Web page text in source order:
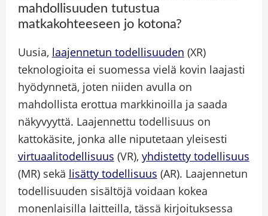
mahdollisuuden tutustua
matkakohteeseen jo kotona?
Uusia, laajennetun todellisuuden (XR)
teknologioita ei suomessa vielä kovin laajasti
hyödynnetä, joten niiden avulla on
mahdollista erottua markkinoilla ja saada
näkyvyyttä. Laajennettu todellisuus on
kattokäsite, jonka alle niputetaan yleisesti
virtuaalitodellisuus (VR), yhdistetty todellisuus
(MR) sekä lisätty todellisuus (AR). Laajennetun
todellisuuden sisältöjä voidaan kokea
monenlaisilla laitteilla, tässä kirjoituksessa